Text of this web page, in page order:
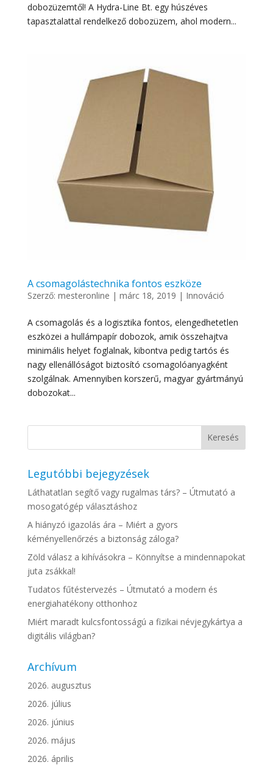
dobozüzemtől! A Hydra-Line Bt. egy húszéves
tapasztalattal rendelkező dobozüzem, ahol modern...
A csomagolástechnika fontos eszköze
Szerző: mesteronline | márc 18, 2019 | Innováció
A csomagolás és a logisztika fontos, elengedhetetlen
eszközei a hullámpapír dobozok, amik összehajtva
minimális helyet foglalnak, kibontva pedig tartós és
nagy ellenállóságot biztosító csomagolóanyagként
szolgálnak. Amennyiben korszerű, magyar gyártmányú
dobozokat...
Legutóbbi bejegyzések
Láthatatlan segítő vagy rugalmas társ? – Útmutató a
mosogatógép választáshoz
A hiányzó igazolás ára – Miért a gyors
kéményellenőrzés a biztonság záloga?
Zöld válasz a kihívásokra – Könnyítse a mindennapokat
juta zsákkal!
Tudatos fűtéstervezés – Útmutató a modern és
energiahatékony otthonhoz
Miért maradt kulcsfontosságú a fizikai névjegykártya a
digitális világban?
Archívum
2026. augusztus
2026. július
2026. június
2026. május
2026. április